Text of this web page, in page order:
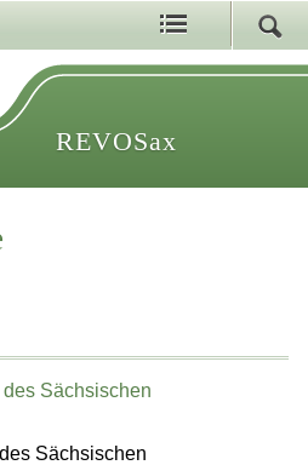
REVOSax
Sächsischen
Sächsischen